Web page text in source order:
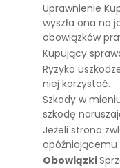
Uprawnienie
wyszła ona na
obowiązków
Kupujący
Ryzyko
niej korzystać.
Szkody w
szkodę
Jeżeli strona
opóźniającemu
Obowiązki